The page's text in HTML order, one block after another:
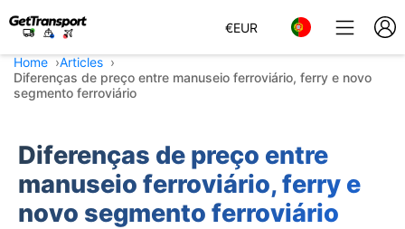
€EUR
Home
Articles
Diferenças de preço entre manuseio ferroviário, ferry e novo
segmento ferroviário
Diferenças de preço entre
manuseio ferroviário, ferry e
novo segmento ferroviário